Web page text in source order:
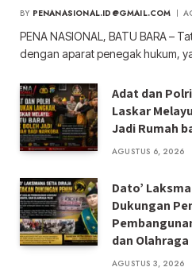
BY PENANASIONAL.ID@GMAIL.COM
PENA NASIONAL, BATU BARA –
dengan aparat penegak hukum,
Adat dan
Laskar
Jadi Rumah
AGUSTUS 6, 2026
Dato’
Dukungan
dan Olahraga
AGUSTUS 3, 2026